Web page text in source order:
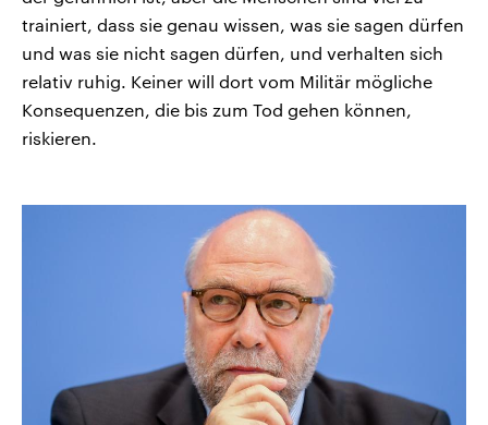
trainiert, dass sie genau wissen, was sie sagen dürfen
und was sie nicht sagen dürfen, und verhalten sich
relativ ruhig. Keiner will dort vom Militär mögliche
Konsequenzen, die bis zum Tod gehen können,
riskieren.